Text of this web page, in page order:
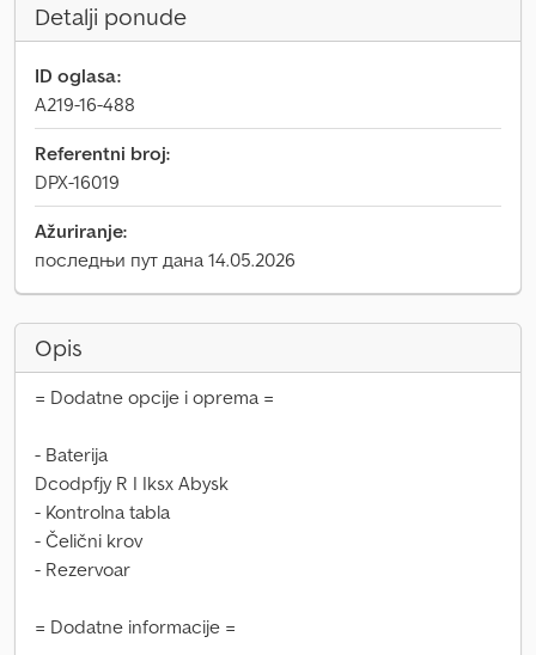
Detalji ponude
ID oglasa:
A219-16-488
Referentni broj:
DPX-16019
Ažuriranje:
последњи пут дана 14.05.2026
Opis
= Dodatne opcije i oprema =
- Baterija
Dcodpfjy R I Iksx Abysk
- Kontrolna tabla
- Čelični krov
- Rezervoar
= Dodatne informacije =